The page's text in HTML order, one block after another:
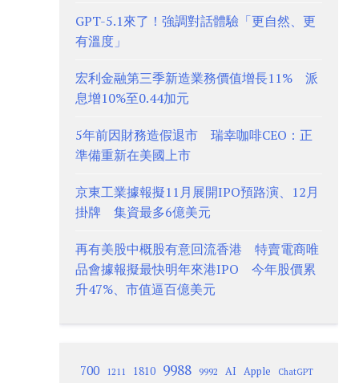
GPT-5.1來了！強調對話體驗「更自然、更
有溫度」
宏利金融第三季新造業務價值增長11% 派
息增10%至0.44加元
5年前因財務造假退市 瑞幸咖啡CEO：正
準備重新在美國上市
京東工業據報擬11月展開IPO預路演、12月
掛牌 集資最多6億美元
再有美股中概股有意回流香港 特賣電商唯
品會據報擬最快明年來港IPO 今年股價累
升47%、市值逼百億美元
700 1211 1810 9988 9992 AI Apple ChatGPT